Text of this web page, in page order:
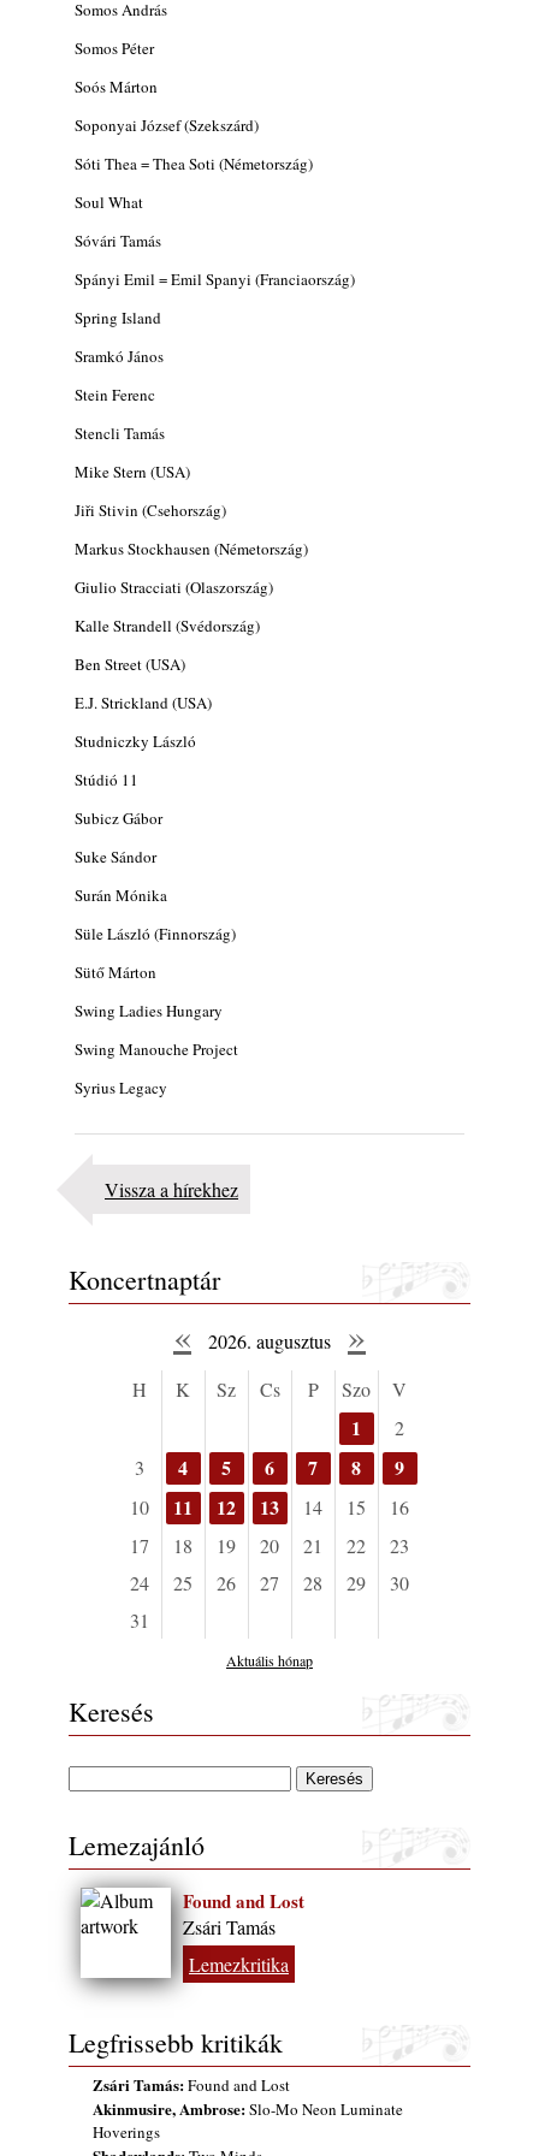
Somos András
Somos Péter
Soós Márton
Soponyai József (Szekszárd)
Sóti Thea = Thea Soti (Németország)
Soul What
Sóvári Tamás
Spányi Emil = Emil Spanyi (Franciaország)
Spring Island
Sramkó János
Stein Ferenc
Stencli Tamás
Mike Stern (USA)
Jiři Stivin (Csehország)
Markus Stockhausen (Németország)
Giulio Stracciati (Olaszország)
Kalle Strandell (Svédország)
Ben Street (USA)
E.J. Strickland (USA)
Studniczky László
Stúdió 11
Subicz Gábor
Suke Sándor
Surán Mónika
Süle László (Finnország)
Sütő Márton
Swing Ladies Hungary
Swing Manouche Project
Syrius Legacy
Vissza a hírekhez
Koncertnaptár
« 2026. augusztus »
H K Sz Cs P Szo V
1
2
3
4 5 6 7 8 9
10 11 12 13 14 15
16
17
18 19 20 21 22
23
24
25 26 27 28 29
30
31
Aktuális hónap
Keresés
Lemezajánló
Found and Lost
Zsári Tamás
Lemezkritika
Legfrissebb kritikák
Zsári Tamás:Found and Lost
Akinmusire, Ambrose:Slo-Mo Neon Luminate
Hoverings